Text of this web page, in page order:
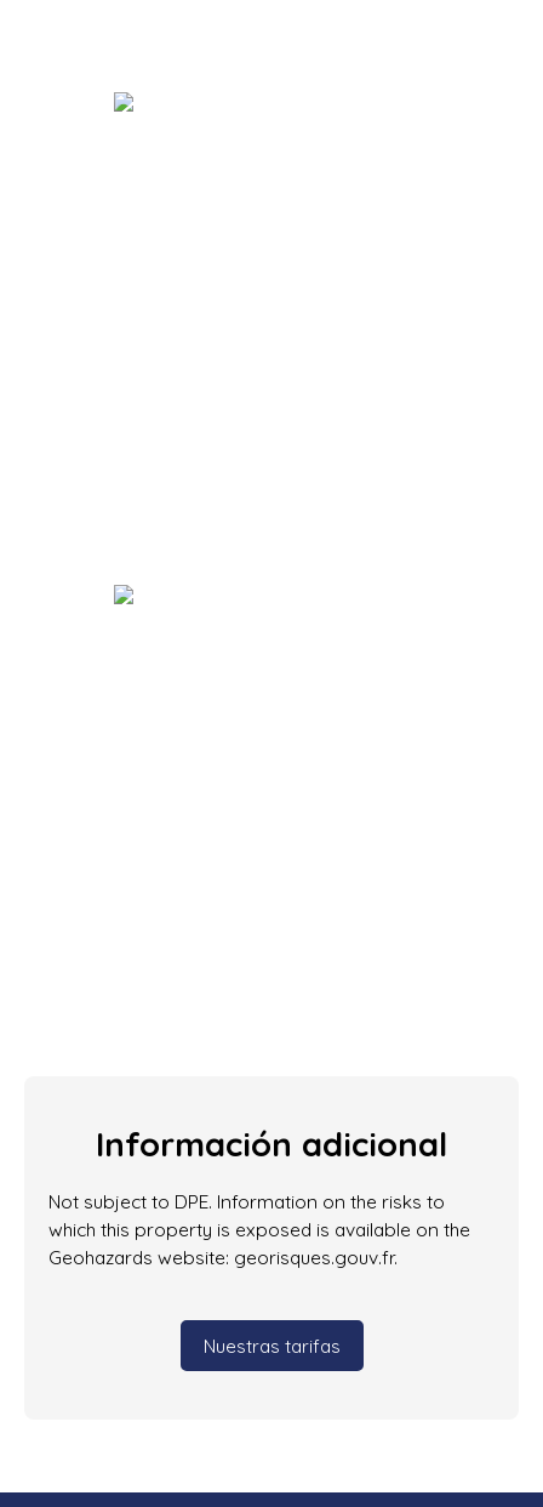
Información adicional
Not subject to DPE. Information on the risks to
which this property is exposed is available on the
Geohazards website: georisques.gouv.fr.
Nuestras tarifas